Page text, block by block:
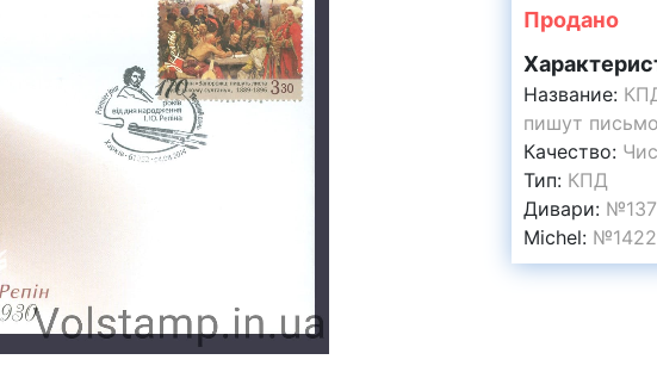
Продано
Название:
пишут
Качество:
Тип: КПД
Дивари:
Michel: №1422